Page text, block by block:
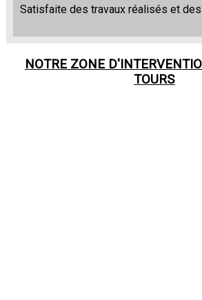
Satisfaite des travaux réalisés et
NOTRE ZONE
TOURS